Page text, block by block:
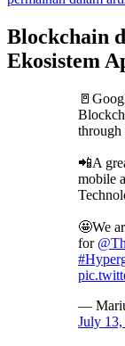
Blockchain
Ekosistem
through
📲A
mobile
🤩We
for
—
July